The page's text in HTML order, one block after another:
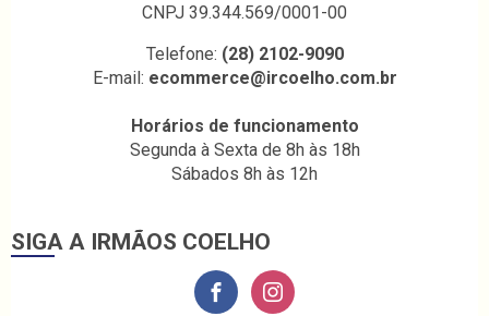
CNPJ 39.344.569/0001-00
Telefone: (28) 2102-9090
E-mail: ecommerce@ircoelho.com.br
Horários de funcionamento
Segunda à Sexta de 8h às 18h
Sábados 8h às 12h
SIGA A IRMÃOS COELHO